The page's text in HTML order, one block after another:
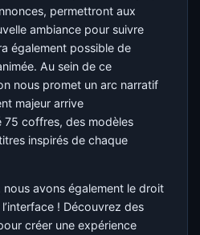
permettront aux
ambiance pour suivre
également possible de
Au sein de ce
nous promet un arc narratif
majeur arrive
75 coffres, des modèles
inspirés de chaque
nous avons également le droit
! Découvrez des
créer une expérience